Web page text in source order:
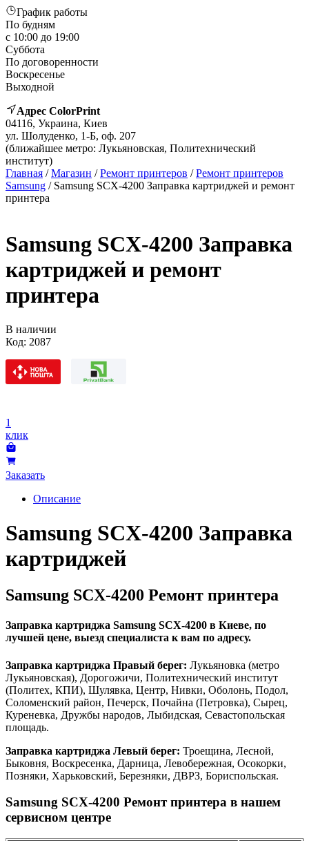
График работы
По будням
с 10:00 до 19:00
Суббота
По договоренности
Воскресенье
Выходной
Адрес ColorPrint
04116, Украина, Киев
ул. Шолуденко, 1-Б, оф. 207
(ближайшее метро: Лукьяновская, Политехнический
институт)
Главная /Магазин /Ремонт принтеров /Ремонт принтеров
Samsung / Samsung SCX-4200 Заправка картриджей и ремонт
принтера
Samsung SCX-4200 Заправка
картриджей и ремонт
принтера
В наличии
Код: 2087
1
клик
Заказать
Описание
Samsung SCX-4200 Заправка
картриджей
Samsung SCX-4200 Ремонт принтера
Заправка картриджа Samsung SCX-4200 в Киеве, по
лучшей цене, выезд специалиста к вам по адресу.
Заправка картриджа Правый берег: Лукьяновка (метро
Лукьяновская), Дорогожичи, Политехнический институт
(Политех, КПИ), Шулявка, Центр, Нивки, Оболонь, Подол,
Соломенский район, Печерск, Почайна (Петровка), Сырец,
Куреневка, Дружбы народов, Лыбидская, Севастопольская
площадь.
Заправка картриджа Левый берег: Троещина, Лесной,
Быковня, Воскресенка, Дарница, Левобережная, Осокорки,
Позняки, Харьковский, Березняки, ДВРЗ, Бориспольская.
Samsung SCX-4200 Ремонт принтера в нашем
сервисном центре